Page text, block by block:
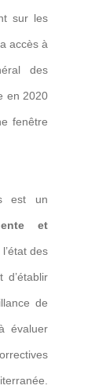
sur les
accès à
des
en 2020
fenêtre
est un
et
des
d’établir
de
évaluer